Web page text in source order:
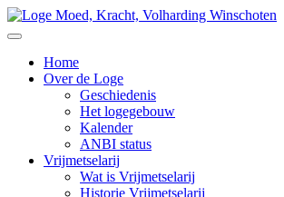
Home
Over de Loge
Geschiedenis
Het logegebouw
Kalender
ANBI status
Vrijmetselarij
Wat is Vrijmetselarij
Historie Vrijmetselarij